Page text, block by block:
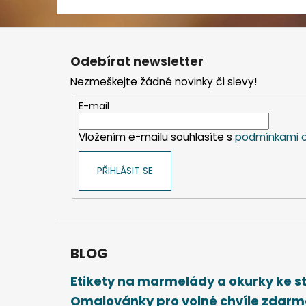
Odebírat newsletter
Nezmeškejte žádné novinky či slevy!
E-mail
Vložením e-mailu souhlasíte s podmínkami
PŘIHLÁSIT SE
BLOG
Etikety na marmelády a okurky ke
Omalovánky pro volné chvíle